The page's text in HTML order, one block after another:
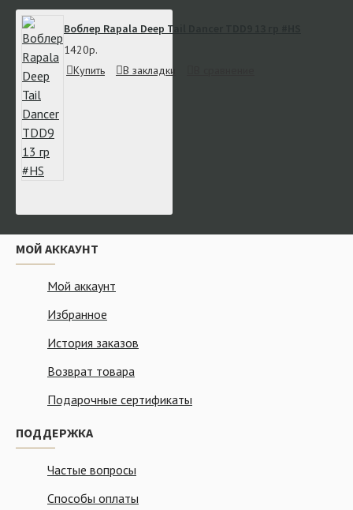
Воблер Rapala Deep Tail Dancer TDD9 13 гр #HS
1420р.
Купить
В закладки
МОЙ АККАУНТ
Мой аккаунт
Избранное
История заказов
Возврат товара
Подарочные сертификаты
ПОДДЕРЖКА
Частые вопросы
Способы оплаты